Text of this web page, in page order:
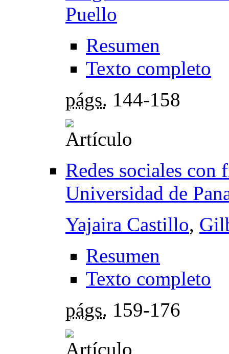
Puello
Resumen
Texto completo
págs. 144-158
Redes sociales con
Universidad de
Yajaira Castillo,
Resumen
Texto completo
págs. 159-176